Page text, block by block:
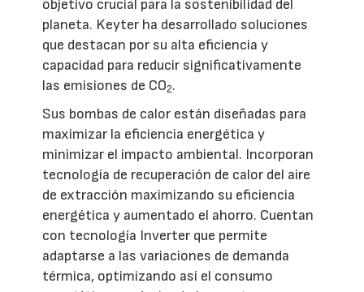
objetivo crucial para la sostenibilidad del
planeta. Keyter ha desarrollado soluciones
que destacan por su alta eficiencia y
capacidad para reducir significativamente
las emisiones de CO2.
Sus bombas de calor están diseñadas para
maximizar la eficiencia energética y
minimizar el impacto ambiental. Incorporan
tecnología de recuperación de calor del aire
de extracción maximizando su eficiencia
energética y aumentado el ahorro. Cuentan
con tecnología Inverter que permite
adaptarse a las variaciones de demanda
térmica, optimizando así el consumo